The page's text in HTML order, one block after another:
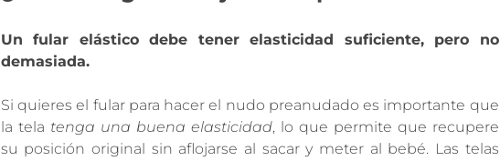
Un fular elástico debe tener elasticidad suficiente, pero no
demasiada.
Si quieres el fular para hacer el nudo preanudado es importante que
la tela tenga una buena elasticidad, lo que permite que recupere
su posición original sin aflojarse al sacar y meter al bebé. Las telas